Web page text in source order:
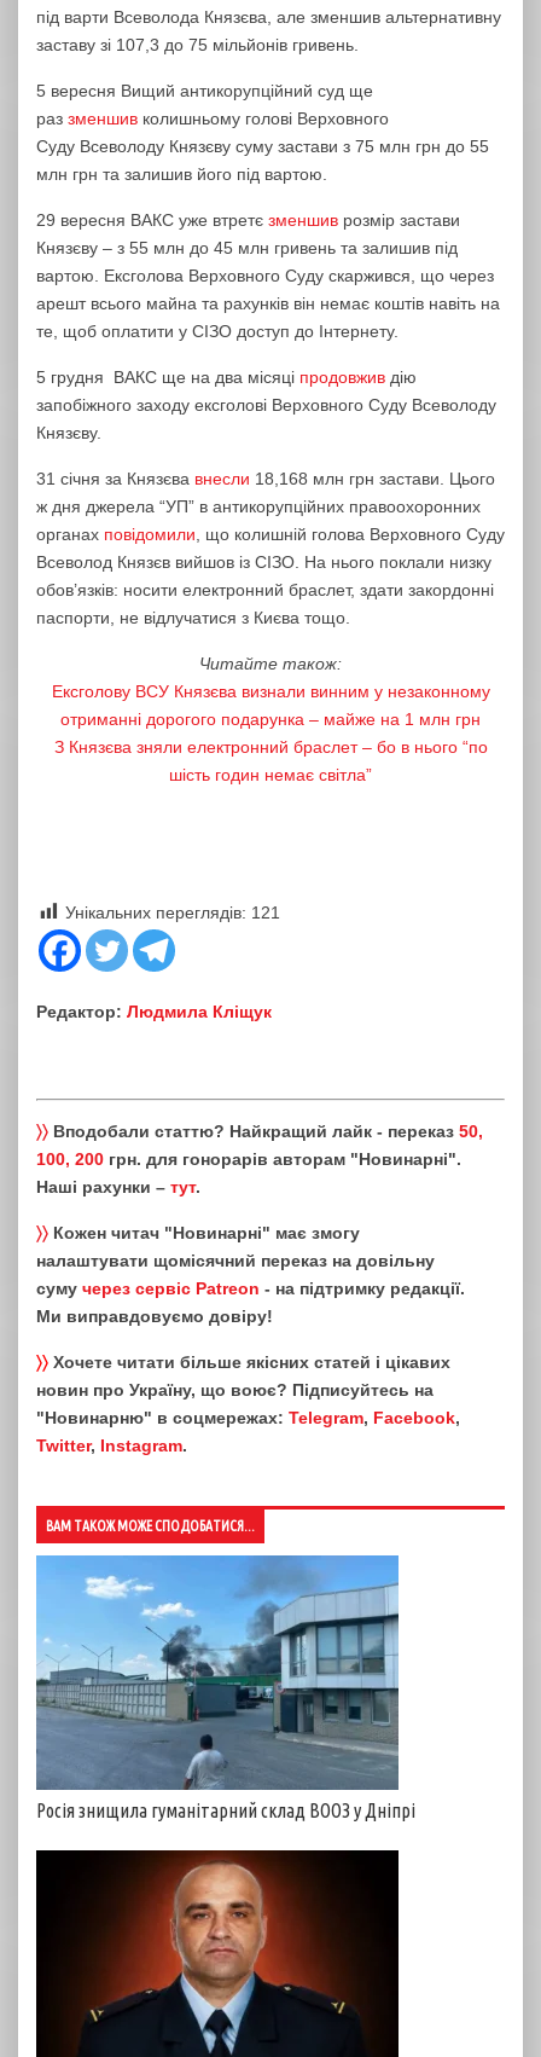
під варти Всеволода Князєва, але зменшив альтернативну
заставу зі 107,3 до 75 мільйонів гривень.
5 вересня Вищий антикорупційний суд ще
раз зменшив колишньому голові Верховного
Суду Всеволоду Князєву суму застави з 75 млн грн до 55
млн грн та залишив його під вартою.
29 вересня ВАКС уже втретє зменшив розмір застави
Князєву – з 55 млн до 45 млн гривень та залишив під
вартою. Ексголова Верховного Суду скаржився, що через
арешт всього майна та рахунків він немає коштів навіть на
те, щоб оплатити у СІЗО доступ до Інтернету.
5 грудня ВАКС ще на два місяці продовжив дію
запобіжного заходу ексголові Верховного Суду Всеволоду
Князєву.
31 січня за Князєва внесли 18,168 млн грн застави. Цього
ж дня джерела “УП” в антикорупційних правоохоронних
органах повідомили , що колишній голова Верховного Суду
Всеволод Князєв вийшов із СІЗО. На нього поклали низку
обов’язків: носити електронний браслет, здати закордонні
паспорти, не відлучатися з Києва тощо.
Читайте також:
Ексголову ВСУ Князєва визнали винним у незаконному
отриманні дорогого подарунка – майже на 1 млн грн
​З Князєва зняли електронний браслет – бо в нього “по
шість годин немає світла”
Унікальних переглядів: 121
Редактор: Людмила Кліщук
〉〉 Вподобали статтю? Найкращий лайк - переказ 50,
100, 200 грн. для гонорарів авторам "Новинарні".
Наші рахунки – тут.
〉〉 Кожен читач "Новинарні" має змогу
налаштувати щомісячний переказ на довільну
суму через сервіс Patreon - на підтримку редакції.
Ми виправдовуємо довіру!
〉〉 Хочете читати більше якісних статей і цікавих
новин про Україну, що воює? Підписуйтесь на
"Новинарню" в соцмережах: Telegram, Facebook,
Twitter, Instagram.
ВАМ ТАКОЖ МОЖЕ СПОДОБАТИСЯ...
Росія знищила гуманітарний склад ВООЗ у Дніпрі